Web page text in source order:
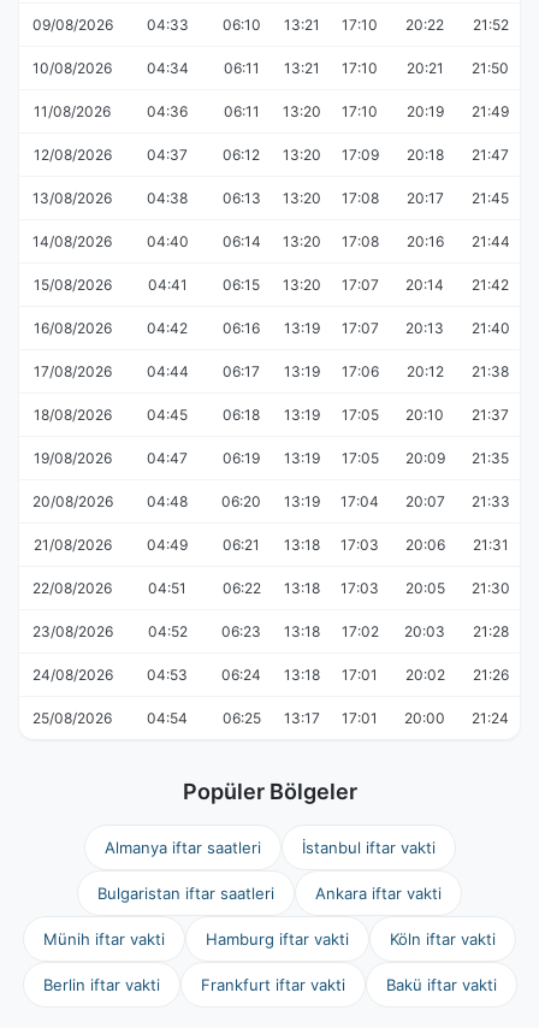
09/08/2026 04:33 06:10 13:21 17:10 20:22 21:52
10/08/2026 04:34 06:11 13:21 17:10 20:21 21:50
11/08/2026 04:36 06:11 13:20 17:10 20:19 21:49
12/08/2026 04:37 06:12 13:20 17:09 20:18 21:47
13/08/2026 04:38 06:13 13:20 17:08 20:17 21:45
14/08/2026 04:40 06:14 13:20 17:08 20:16 21:44
15/08/2026 04:41 06:15 13:20 17:07 20:14 21:42
16/08/2026 04:42 06:16 13:19 17:07 20:13 21:40
17/08/2026 04:44 06:17 13:19 17:06 20:12 21:38
18/08/2026 04:45 06:18 13:19 17:05 20:10 21:37
19/08/2026 04:47 06:19 13:19 17:05 20:09 21:35
20/08/2026 04:48 06:20 13:19 17:04 20:07 21:33
21/08/2026 04:49 06:21 13:18 17:03 20:06 21:31
22/08/2026 04:51 06:22 13:18 17:03 20:05 21:30
23/08/2026 04:52 06:23 13:18 17:02 20:03 21:28
24/08/2026 04:53 06:24 13:18 17:01 20:02 21:26
25/08/2026 04:54 06:25 13:17 17:01 20:00 21:24
Popüler Bölgeler
Almanya iftar saatleri İstanbul iftar vakti
Bulgaristan iftar saatleri Ankara iftar vakti
Münih iftar vakti Hamburg iftar vakti Köln iftar vakti
Berlin iftar vakti Frankfurt iftar vakti Bakü iftar vakti